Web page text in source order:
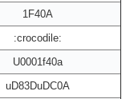
1F40A
:crocodile:
U0001f40a
uD83DuDC0A